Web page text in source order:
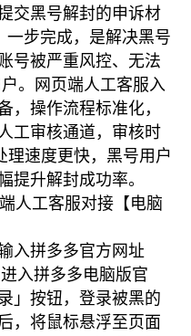
交黑号解封的申诉材
步完成，是解决黑号
号被严重风控、无法
。网页端人工客服入
，操作流程标准化，
工审核通道，审核时
理速度更快，黑号用户
提升解封成功率。
人工客服对接【电脑
入拼多多官方网址
入拼多多电脑版官
」按钮，登录被黑的
，将鼠标悬浮至页面